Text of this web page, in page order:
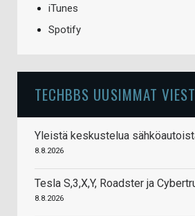
iTunes
Spotify
TECHBBS UUSIMMAT
Yleistä keskustelua
8.8.2026
Tesla S,3,X,Y, Roadster ja
8.8.2026